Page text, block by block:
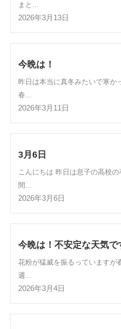
まと...
2026年3月13日
今晩は！
昨日は本当に真冬みたいで寒か
春...
2026年3月11日
3月6日
こんにちは 昨日は息子の高校
間...
2026年3月6日
今晩は！不安定な天気で
花粉が猛威を振るっていますが
週...
2026年3月4日